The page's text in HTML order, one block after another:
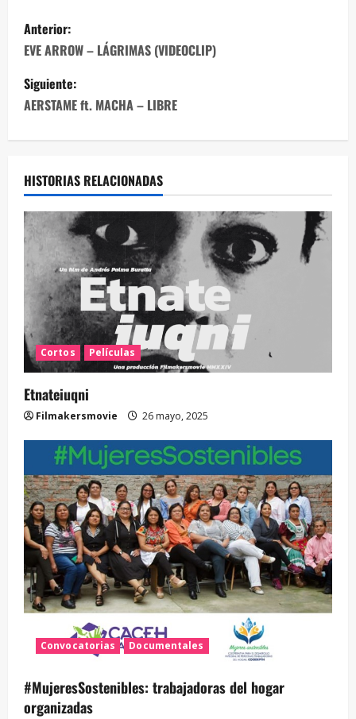
Anterior:
EVE ARROW – LÁGRIMAS (VIDEOCLIP)
Siguiente:
AERSTAME ft. MACHA – LIBRE
HISTORIAS RELACIONADAS
Cortos Películas
Etnateiuqni
Filmakersmovie 26 mayo, 2025
Convocatorias Documentales
#MujeresSostenibles: trabajadoras del hogar
organizadas